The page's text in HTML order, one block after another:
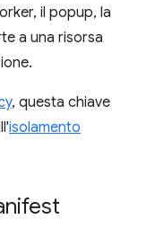
il popup, la
a una risorsa
, questa chiave
isolamento